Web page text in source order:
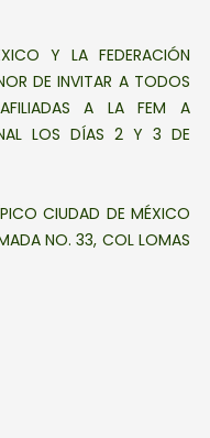
Y LA FEDERACIÓN
DE INVITAR A TODOS
A LA FEM A
LOS DÍAS 2 Y 3 DE
CIUDAD DE MÉXICO
NO. 33, COL LOMAS